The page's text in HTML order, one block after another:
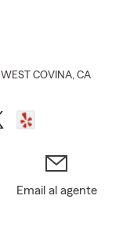
WEST COVINA, CA
Email al agente